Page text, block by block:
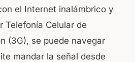
el Internet inalámbrico y
Telefonía Celular de
(3G), se puede navegar
mandar la señal desde